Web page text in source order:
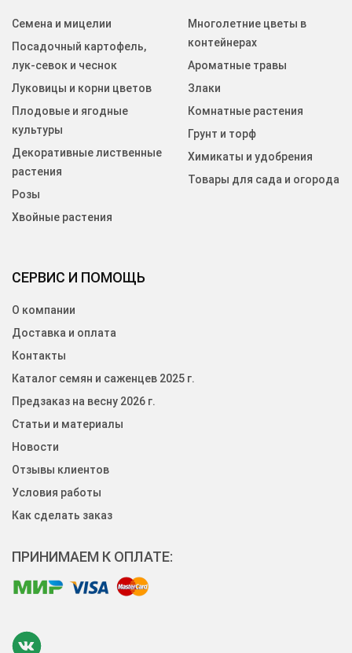
СЕРВИС И ПОМОЩЬ
О компании
Доставка и оплата
Контакты
Каталог семян и саженцев 2025 г.
Предзаказ на весну 2026 г.
Статьи и материалы
Новости
Отзывы клиентов
Условия работы
Как сделать заказ
Семена и мицелии
Посадочный картофель,
лук-севок и чеснок
Луковицы и корни цветов
Плодовые и ягодные
культуры
Декоративные лиственные
растения
Розы
Хвойные растения
Многолетние цветы в
контейнерах
Ароматные травы
Злаки
Комнатные растения
Грунт и торф
Химикаты и удобрения
Товары для сада и огорода
ПРИНИМАЕМ К ОПЛАТЕ: